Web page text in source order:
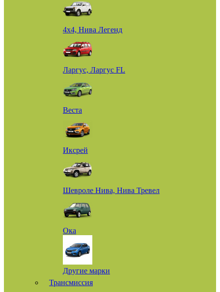
4х4, Нива Легенд
Ларгус, Ларгус FL
Веста
Иксрей
Шевроле Нива, Нива Тревел
Ока
Другие марки
Трансмиссия